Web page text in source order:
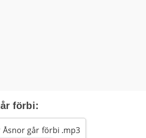
förbi:
Åsnor går förbi .mp3